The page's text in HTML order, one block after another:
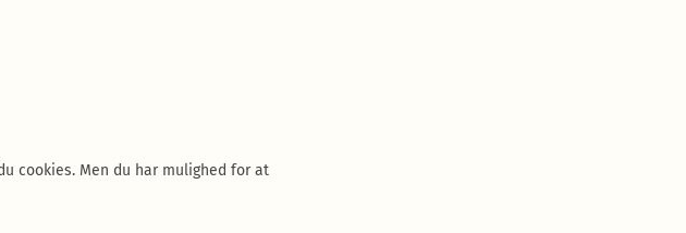
cookies. Men du har mulighed for at